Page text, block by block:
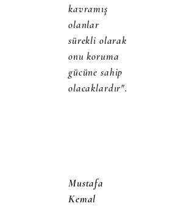
kavramış
olanlar
sürekli olarak
onu koruma
gücüne sahip
olacaklardır".
Mustafa
Kemal